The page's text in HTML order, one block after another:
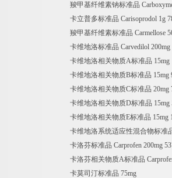
羧甲基纤维素钠标准品
卡立普多标准品 Carisoprodol 1g
羧甲基纤维素标准品 Carmellose
卡维地洛标准品 Carvedilol 200mg
卡维地洛相关物质A标准品 15mg
卡维地洛相关物质B标准品 15mg
卡维地洛相关物质C标准品 20mg
卡维地洛相关物质D标准品 15mg
卡维地洛相关物质E标准品 15mg
卡维地洛系统适应性混合物标准
卡洛芬标准品 Carprofen 200mg
卡洛芬相关物质A标准品
卡莫司汀标准品 75mg